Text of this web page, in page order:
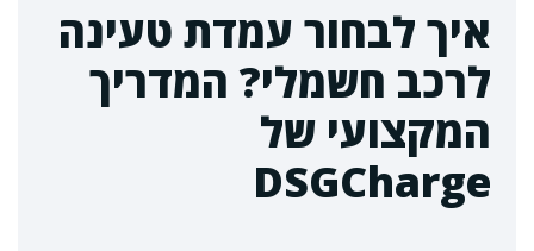
איך לבחור עמדת טעינה
לרכב חשמלי? המדריך
המקצועי של
DSGCharge